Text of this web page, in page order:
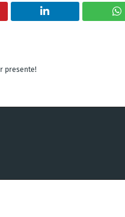
presente!